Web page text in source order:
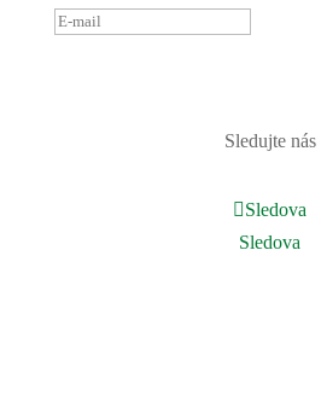
Sledujte nás
Sledova
Sledova